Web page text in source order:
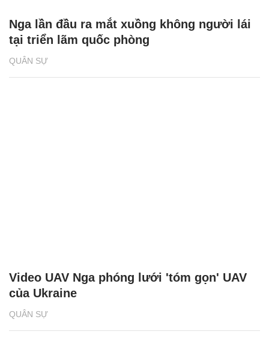
QUÂN SỰ
Nga lần đầu ra mắt xuồng không người lái
tại triển lãm quốc phòng
QUÂN SỰ
Video UAV Nga phóng lưới 'tóm gọn' UAV
của Ukraine